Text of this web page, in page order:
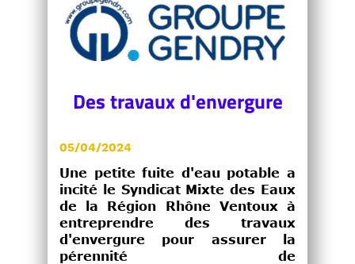
Des travaux d'envergure
05/04/2024
Une petite fuite d'eau potable a
incité le Syndicat Mixte des Eaux
de la Région Rhône Ventoux à
entreprendre des travaux
d'envergure pour assurer la
pérennité de